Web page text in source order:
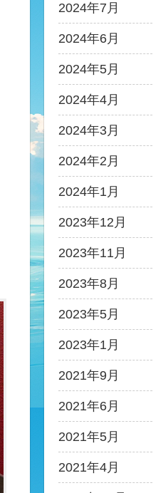
2024年7月
2024年6月
2024年5月
2024年4月
2024年3月
2024年2月
2024年1月
2023年12月
2023年11月
2023年8月
2023年5月
2023年1月
2021年9月
2021年6月
2021年5月
2021年4月